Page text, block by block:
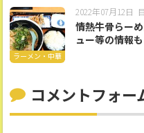
ラーメン・中華
2022年07月12日
情熱牛骨らー
ュー等の情報
コメントフォー